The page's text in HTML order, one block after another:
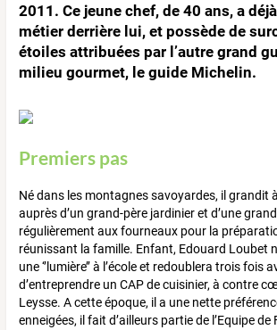
2011. Ce jeune chef, de 40 ans, a
métier derrière lui, et possède de
étoiles attribuées par l’autre grand
milieu gourmet, le guide Michelin.
Premiers pas
Né dans les montagnes savoyardes, il grandit
auprès d’un grand-père jardinier et d’une
régulièrement aux fourneaux pour la
réunissant la famille. Enfant, Edouard Loubet
une ‘’lumière’’ à l’école et redoublera trois fois
d’entreprendre un CAP de cuisinier, à contre
Leysse. A cette époque, il a une nette
enneigées, il fait d’ailleurs partie de l’Equipe